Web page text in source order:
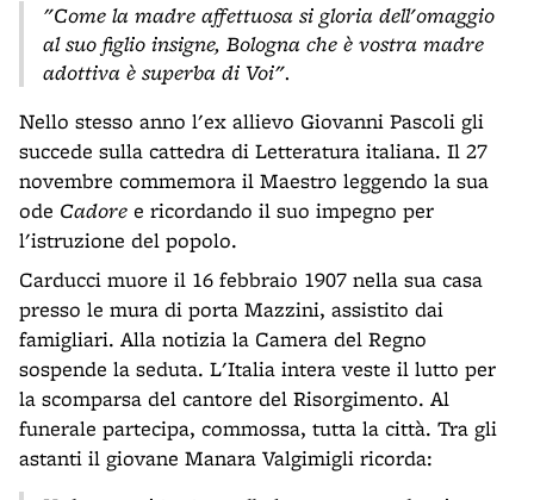
"Come la madre affettuosa si gloria dell'omaggio
al suo figlio insigne, Bologna che è vostra madre
adottiva è superba di Voi".
Nello stesso anno l'ex allievo Giovanni Pascoli gli
succede sulla cattedra di Letteratura italiana. Il 27
novembre commemora il Maestro leggendo la sua
ode Cadore e ricordando il suo impegno per
l'istruzione del popolo.
Carducci muore il 16 febbraio 1907 nella sua casa
presso le mura di porta Mazzini, assistito dai
famigliari. Alla notizia la Camera del Regno
sospende la seduta. L'Italia intera veste il lutto per
la scomparsa del cantore del Risorgimento. Al
funerale partecipa, commossa, tutta la città. Tra gli
astanti il giovane Manara Valgimigli ricorda: